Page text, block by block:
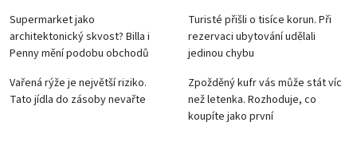
Supermarket jako
architektonický skvost? Billa i
Penny mění podobu obchodů
Turisté přišli o tisíce korun. Při
rezervaci ubytování udělali
jedinou chybu
Vařená rýže je největší riziko.
Tato jídla do zásoby nevařte
Zpožděný kufr vás může stát víc
než letenka. Rozhoduje, co
koupíte jako první